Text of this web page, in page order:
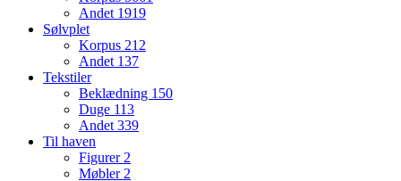
Andet 1919
Sølvplet
Korpus 212
Andet 137
Tekstiler
Beklædning 150
Duge 113
Andet339
Til haven
Figurer2
Møbler2